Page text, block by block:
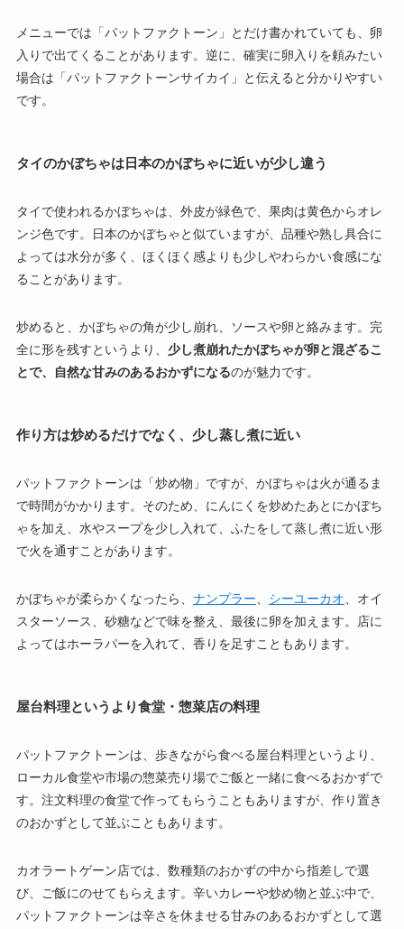
メニューでは「パットファクトーン」とだけ書かれていても、卵
入りで出てくることがあります。逆に、確実に卵入りを頼みたい
場合は「パットファクトーンサイカイ」と伝えると分かりやすい
です。
タイのかぼちゃは日本のかぼちゃに近いが少し違う
タイで使われるかぼちゃは、外皮が緑色で、果肉は黄色からオレ
ンジ色です。日本のかぼちゃと似ていますが、品種や熟し具合に
よっては水分が多く、ほくほく感よりも少しやわらかい食感にな
ることがあります。
炒めると、かぼちゃの角が少し崩れ、ソースや卵と絡みます。完
全に形を残すというより、 少し煮崩れたかぼちゃが卵と混ざるこ
とで、自然な甘みのあるおかずになるのが魅力です。
作り方は炒めるだけでなく、少し蒸し煮に近い
パットファクトーンは「炒め物」ですが、かぼちゃは火が通るま
で時間がかかります。そのため、にんにくを炒めたあとにかぼち
ゃを加え、水やスープを少し入れて、ふたをして蒸し煮に近い形
で火を通すことがあります。
かぼちゃが柔らかくなったら、 ナンプラー シーユーカオ 、オイ
スターソース、砂糖などで味を整え、最後に卵を加えます。店に
よってはホーラパーを入れて、香りを足すこともあります。
屋台料理というより食堂・惣菜店の料理
パットファクトーンは、歩きながら食べる屋台料理というより、
ローカル食堂や市場の惣菜売り場でご飯と一緒に食べるおかずで
す。注文料理の食堂で作ってもらうこともありますが、作り置き
のおかずとして並ぶこともあります。
カオラートゲーン店では、数種類のおかずの中から指差しで選
び、ご飯にのせてもらえます。辛いカレーや炒め物と並ぶ中で、
パットファクトーンは辛さを休ませる甘みのあるおかずとして選